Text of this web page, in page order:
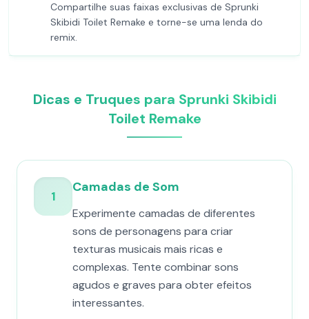
Compartilhe suas faixas exclusivas de Sprunki
Skibidi Toilet Remake e torne-se uma lenda do
remix.
Dicas e Truques para Sprunki Skibidi
Toilet Remake
1
Camadas de Som
Experimente camadas de diferentes
sons de personagens para criar
texturas musicais mais ricas e
complexas. Tente combinar sons
agudos e graves para obter efeitos
interessantes.